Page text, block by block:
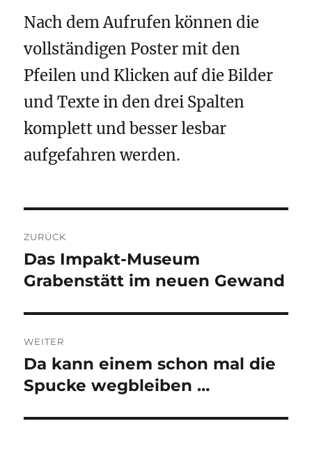
Nach dem Aufrufen können die
vollständigen Poster mit den
Pfeilen und Klicken auf die Bilder
und Texte in den drei Spalten
komplett und besser lesbar
aufgefahren werden.
ZURÜCK
Vorheriger
Beitrag:
Das Impakt-Museum
Grabenstätt im neuen Gewand
WEITER
Nächster
Beitrag:
Da kann einem schon mal die
Spucke wegbleiben …